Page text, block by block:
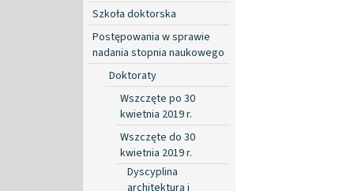
Szkoła doktorska
Postępowania w sprawie
nadania stopnia naukowego
Doktoraty
Wszczęte po 30
kwietnia 2019 r.
Wszczęte do 30
kwietnia 2019 r.
Dyscyplina
architektura i